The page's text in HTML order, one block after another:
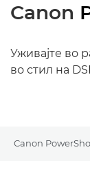
Canon
Уживајте во
во стил на
Canon